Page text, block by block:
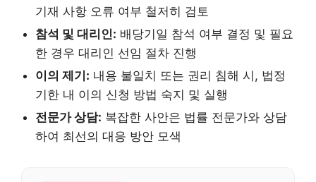
기재 사항 오류 여부 철저히 검토
참석 및 대리인: 배당기일 참석 여부 결정 및 필요
한 경우 대리인 선임 절차 진행
이의 제기: 내용 불일치 또는 권리 침해 시, 법정
기한 내 이의 신청 방법 숙지 및 실행
전문가 상담: 복잡한 사안은 법률 전문가와 상담
하여 최선의 대응 방안 모색